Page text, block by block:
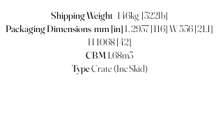
Shipping Weight 146kg [322lb]
Packaging Dimensions mm [in] L 2937 [116] W 536 [21.1]
H 1068 [42]
CBM1.68m3
TypeCrate (Inc Skid)